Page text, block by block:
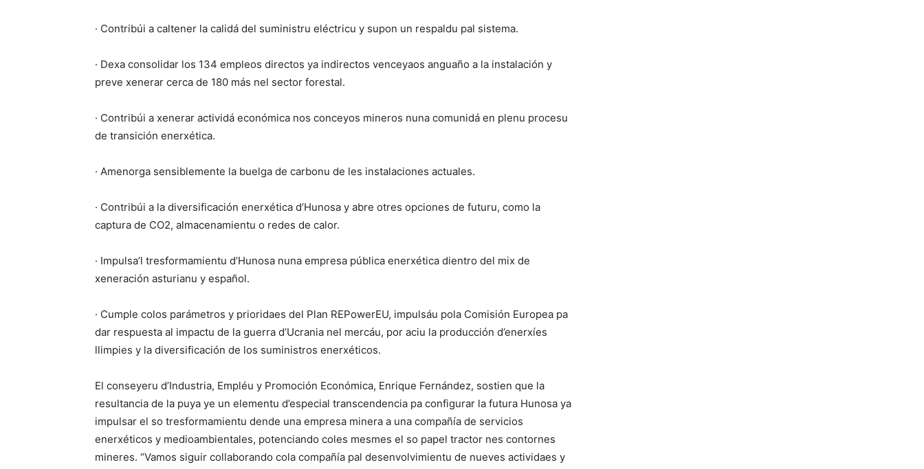
· Contribúi a caltener la calidá del suministru eléctricu y supon un respaldu pal sistema.
· Dexa consolidar los 134 empleos directos ya indirectos venceyaos anguaño a la instalación y
preve xenerar cerca de 180 más nel sector forestal.
· Contribúi a xenerar actividá económica nos conceyos mineros nuna comunidá en plenu procesu
de transición enerxética.
· Amenorga sensiblemente la buelga de carbonu de les instalaciones actuales.
· Contribúi a la diversificación enerxética d’Hunosa y abre otres opciones de futuru, como la
captura de CO2, almacenamientu o redes de calor.
· Impulsa’l tresformamientu d’Hunosa nuna empresa pública enerxética dientro del mix de
xeneración asturianu y español.
· Cumple colos parámetros y prioridaes del Plan REPowerEU, impulsáu pola Comisión Europea pa
dar respuesta al impactu de la guerra d’Ucrania nel mercáu, por aciu la producción d’enerxíes
llimpies y la diversificación de los suministros enerxéticos.
El conseyeru d’Industria, Empléu y Promoción Económica, Enrique Fernández, sostien que la
resultancia de la puya ye un elementu d’especial transcendencia pa configurar la futura Hunosa ya
impulsar el so tresformamientu dende una empresa minera a una compañía de servicios
enerxéticos y medioambientales, potenciando coles mesmes el so papel tractor nes contornes
mineres. “Vamos siguir collaborando cola compañía pal desenvolvimientu de nueves actividaes y